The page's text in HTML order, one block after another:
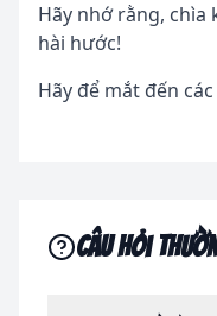
Hãy nhớ rằng, chìa
hài hước!
Hãy để mắt đến
Câu hỏi